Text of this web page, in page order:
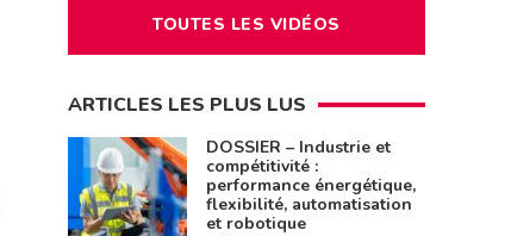
TOUTES LES VIDÉOS
ARTICLES LES PLUS LUS
DOSSIER – Industrie et
compétitivité :
performance énergétique,
flexibilité, automatisation
et robotique